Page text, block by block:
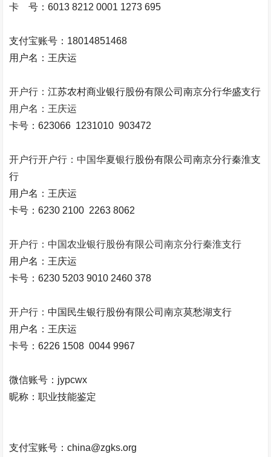
卡 号：6013 8212 0001 1273 695
支付宝账号：18014851468
用户名：王庆运
开户行：江苏农村商业银行股份有限公司南京分行华盛支行
用户名：王庆运
卡号：623066 1231010 903472
开户行开户行：中国华夏银行股份有限公司南京分行秦淮支
行
用户名：王庆运
卡号：6230 2100 2263 8062
开户行：中国农业银行股份有限公司南京分行秦淮支行
用户名：王庆运
卡号：6230 5203 9010 2460 378
开户行：中国民生银行股份有限公司南京莫愁湖支行
用户名：王庆运
卡号：6226 1508 0044 9967
微信账号：jypcwx
昵称：职业技能鉴定
支付宝账号：china@zgks.org